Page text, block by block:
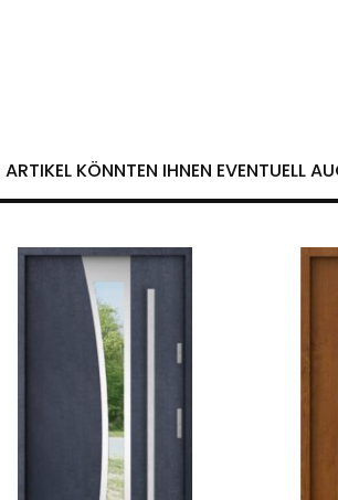
ARTIKEL KÖNNTEN IHNEN EVENTUELL